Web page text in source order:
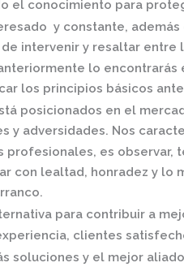
el conocimiento para
y constante,
intervenir y resaltar entre
lo encontrarás
los principios básicos
posicionados en el
y adversidades. Nos
profesionales, es
con lealtad, honradez y lo
para contribuir a
clientes
soluciones y el mejor